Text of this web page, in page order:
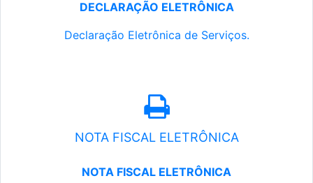
DECLARAÇÃO ELETRÔNICA
Declaração Eletrônica de Serviços.
NOTA FISCAL ELETRÔNICA
NOTA FISCAL ELETRÔNICA